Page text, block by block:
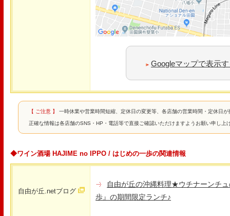
Googleマップで表示
【 ご注意 】 一時休業や営業時間短縮、定休日の変更等、各店舗の営業時間・定休日
正確な情報は各店舗のSNS・HP・電話等で直接ご確認いただけますようお願い申し上
◆ワイン酒場 HAJIME no IPPO / はじめの一歩の関連情報
自由が丘.netブログ
自由が丘の沖縄料理★ウチナーンチ
歩』の期間限定ランチ♪